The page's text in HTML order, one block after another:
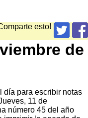
esto!
de
día para escribir notas
11 de
número 45 del año